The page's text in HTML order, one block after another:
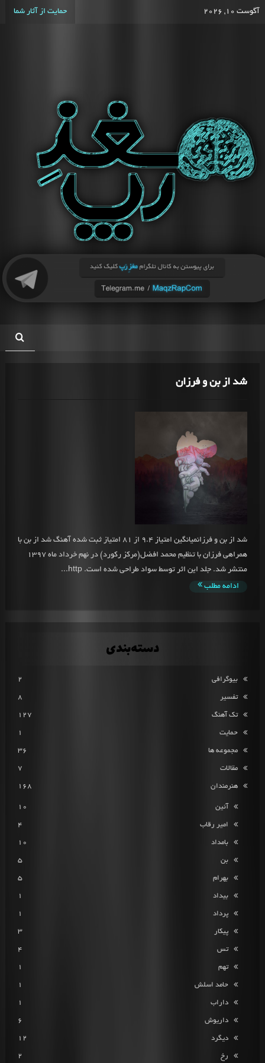
آگوست 10, 2026 حمایت از آثار شما
شد از بن و فرزان
شد از بن و فرزانمیانگین امتیاز 9.4 از 81 امتیاز ثبت شده آهنگ شد از بن با
همراهی فرزان با تنظیم محمد افضل(مرکز رکورد) در نهم خرداد ماه 1397
منتشر شد. جلد این اثر توسط سواد طراحی شده است. http...
ادامه مطلب
دسته‌بندی
بیوگرافی 2
تفسیر 8
تک آهنگ 127
حمایت 1
مجموعه ها 36
مقالات 7
هنرمندان 168
آئین 10
امیر رقاب 4
بامداد 10
بن 5
بهرام 5
بیداد 1
پرداد 1
پیکار 3
تس 4
تهم 1
حامد اسلش 1
داراب 1
داریوش 6
دیگرد 12
رخ 2